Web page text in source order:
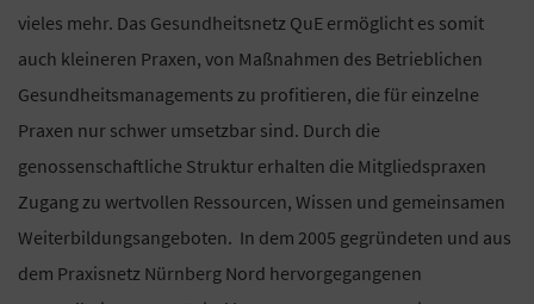
vieles mehr. Das Gesundheitsnetz QuE ermöglicht es somit
auch kleineren Praxen, von Maßnahmen des Betrieblichen
Gesundheitsmanagements zu profitieren, die für einzelne
Praxen nur schwer umsetzbar sind. Durch die
genossenschaftliche Struktur erhalten die Mitgliedspraxen
Zugang zu wertvollen Ressourcen, Wissen und gemeinsamen
Weiterbildungsangeboten. In dem 2005 gegründeten und aus
dem Praxisnetz Nürnberg Nord hervorgegangenen